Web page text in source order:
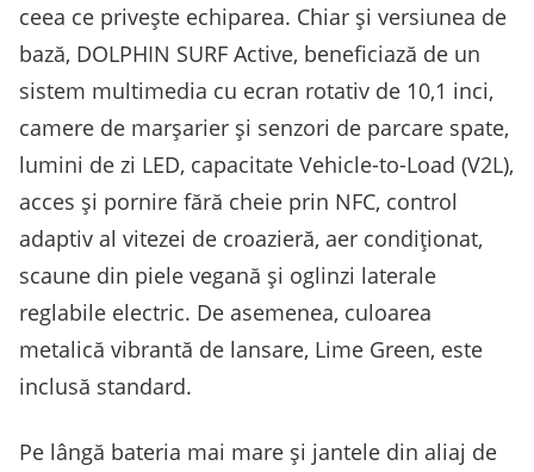
ceea ce privește echiparea. Chiar și versiunea de
bază, DOLPHIN SURF Active, beneficiază de un
sistem multimedia cu ecran rotativ de 10,1 inci,
camere de marșarier și senzori de parcare spate,
lumini de zi LED, capacitate Vehicle-to-Load (V2L),
acces și pornire fără cheie prin NFC, control
adaptiv al vitezei de croazieră, aer condiționat,
scaune din piele vegană și oglinzi laterale
reglabile electric. De asemenea, culoarea
metalică vibrantă de lansare, Lime Green, este
inclusă standard.
Pe lângă bateria mai mare și jantele din aliaj de